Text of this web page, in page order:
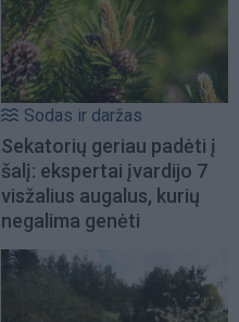
Sodas ir daržas
Sekatorių geriau padėti į
šalį: ekspertai įvardijo 7
visžalius augalus, kurių
negalima genėti